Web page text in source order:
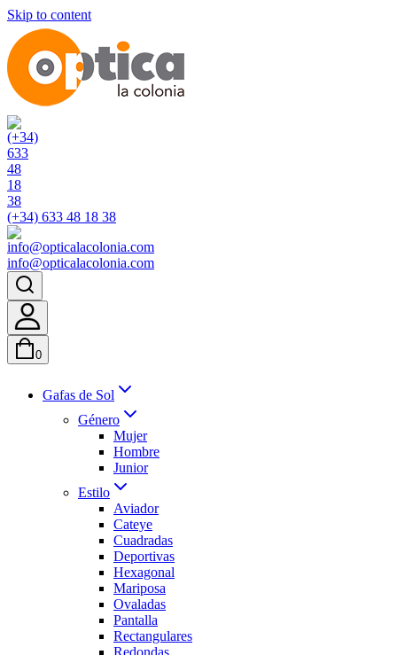
Skip to content
(+34) 633 48 18 38
info@opticalacolonia.com
0
Gafas de Sol
Género
Mujer
Hombre
Junior
Estilo
Aviador
Cateye
Cuadradas
Deportivas
Hexagonal
Mariposa
Ovaladas
Pantalla
Rectangulares
Redondas